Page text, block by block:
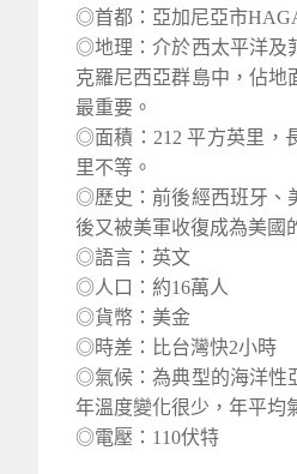
◎首都：亞加尼亞市
◎地理：介於西太平洋及
克羅尼西亞群島中，佔地
最重要。
◎面積：212 平方英里，
里不等。
◎歷史：前後經西班牙、
後又被美軍收復成為美國
◎語言：英文
◎人口：約16萬人
◎貨幣：美金
◎時差：比台灣快2小時
◎氣候：為典型的海洋性
年溫度變化很少，年平均
◎電壓：110伏特